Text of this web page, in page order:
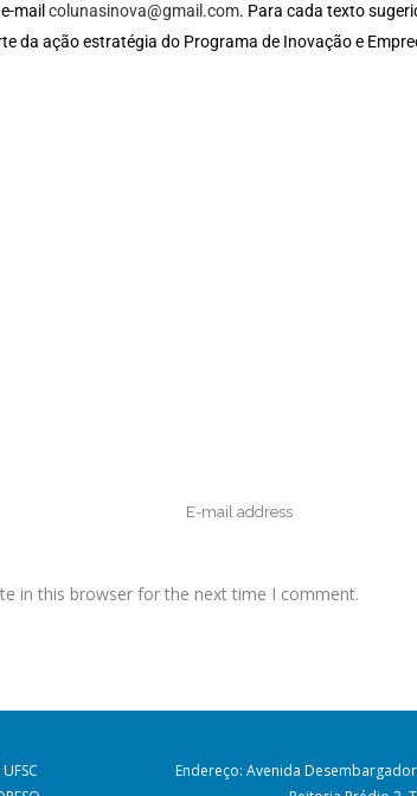
mail colunasinova@gmail.com. Para cada texto
da ação estratégia do Programa de Inovação e
in this browser for the next time I comment.
Endereço: Avenida